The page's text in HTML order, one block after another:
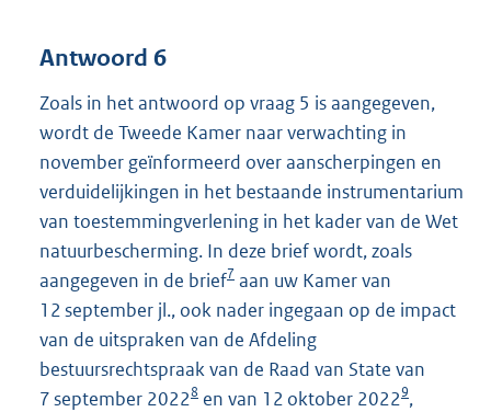
Antwoord 6
Zoals in het antwoord op vraag 5 is aangegeven,
wordt de Tweede Kamer naar verwachting in
november geïnformeerd over aanscherpingen en
verduidelijkingen in het bestaande instrumentarium
van toestemmingverlening in het kader van de Wet
natuurbescherming. In deze brief wordt, zoals
aangegeven in de brief7 aan uw Kamer van
12 september jl., ook nader ingegaan op de impact
van de uitspraken van de Afdeling
bestuursrechtspraak van de Raad van State van
7 september 20228 en van 12 oktober 20229,